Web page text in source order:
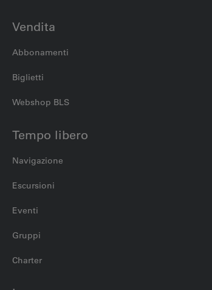
Vendita
Abbonamenti
Biglietti
Webshop BLS
Tempo libero
Navigazione
Escursioni
Eventi
Gruppi
Charter